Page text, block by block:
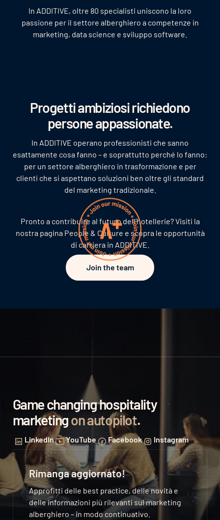
In ADDITIVE, oltre 80 specialisti uniscono la loro
passione per il settore alberghiero a competenze in
marketing, data science e sviluppo software.
Progetti ambiziosi richiedono
persone appassionate.
In ADDITIVE operano professionisti che sanno
esattamente cosa fanno – e soprattutto perché lo fanno:
per un settore alberghiero in trasformazione e per
clienti che si aspettano soluzioni ben oltre gli standard
del marketing tradizionale.
Pronto a contribuire al futuro dell’hotellerie? Visiti la
nostra pagina People & Culture e scopra le opportunità
di carriera in ADDITIVE.
Join the team
Join the team
Game changing hospitality
marketingon autopilot.
LinkedIn YouTube Facebook Instagram
Rimanga aggiornato!
Approfitti delle best practice, delle novità e
delle informazioni più rilevanti sul marketing
alberghiero – in modo continuativo.